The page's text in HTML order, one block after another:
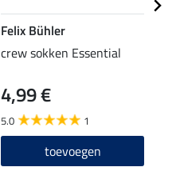
Felix Bühler
crew sokken Essential
4,99 €
5.0 1
toevoegen